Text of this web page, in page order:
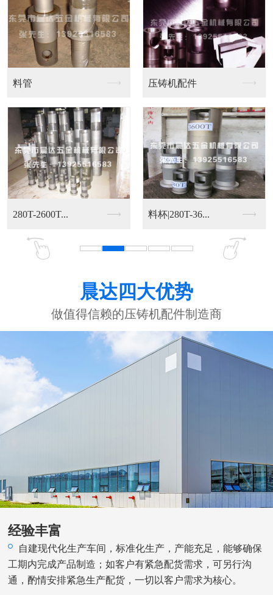
节能环保燃烧机 燃烧机控制盒200
油咀 喷雾头/喷雾咀
晨达四大优势
做值得信赖的压铸机配件制造商
经验丰富
自建现代化生产车间，标准化生产，产能充足，能够确保
工期内完成产品制造；如客户有紧急配货需求，可另行沟
通，酌情安排紧急生产配货，一切以客户需求为核心。